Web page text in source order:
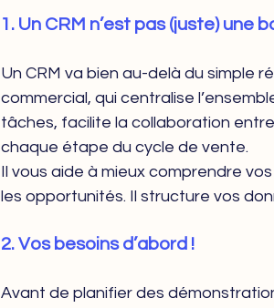
1. Un CRM n’est pas (juste) une
Un CRM va bien au-delà du simple
commercial, qui centralise
tâches, facilite la collaboration
chaque étape du cycle de vente.
Il vous aide à mieux comprendre
les opportunités. Il structure vos
2. Vos besoins d’abord !
Avant de planifier des